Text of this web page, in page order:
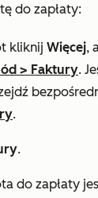
do zapłaty:
kliknij Więcej,
> Faktury.
.
.
do zapłaty